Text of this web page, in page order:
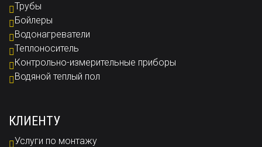
Трубы
Бойлеры
Водонагреватели
Теплоноситель
Контрольно-измерительные приборы
Водяной теплый пол
КЛИЕНТУ
Услуги по монтажу